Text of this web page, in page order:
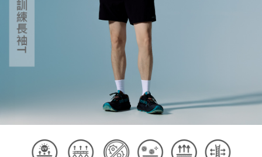
請求用戶進行身份認證。
５．嚴禁一人註冊多個帳號或使用他人資訊註冊。若發現惡意使用之情形，
恩沛科技股份有限公司將有權停止該用戶之使用額度並採取法律行動。